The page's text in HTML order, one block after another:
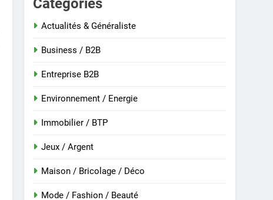
Categories
Actualités & Généraliste
Business / B2B
Entreprise B2B
Environnement / Energie
Immobilier / BTP
Jeux / Argent
Maison / Bricolage / Déco
Mode / Fashion / Beauté